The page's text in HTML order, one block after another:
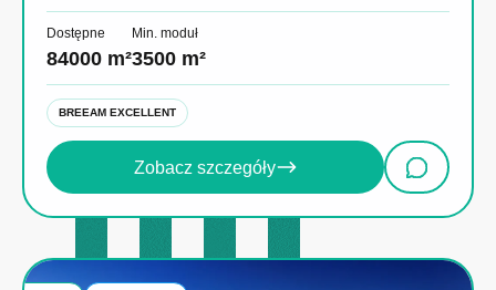
Dostępne
84000 m²
Min. moduł
3500 m²
BREEAM EXCELLENT
Zobacz szczegóły